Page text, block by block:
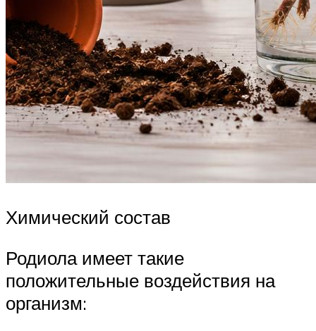
Химический состав
Родиола имеет такие
положительные воздействия на
организм: